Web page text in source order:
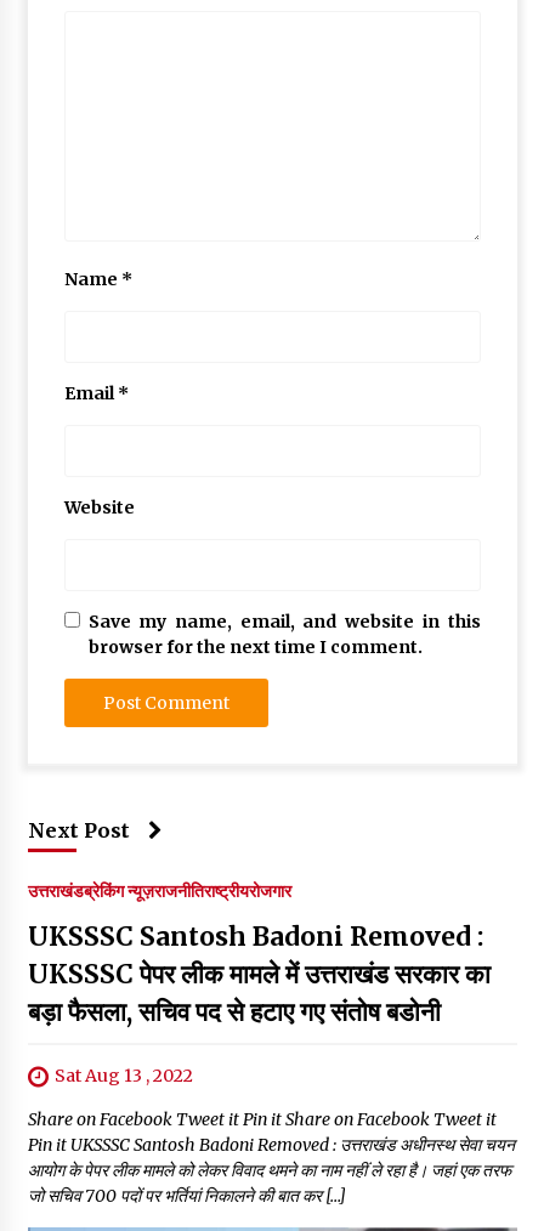
Name *
Email*
Website
Save my name, email, and website in this
browser for the next time I comment.
Next Post
उत्तराखंडब्रेकिंग न्यूज़राजनीतिराष्ट्रीयरोजगार
UKSSSC Santosh Badoni Removed :
UKSSSC पेपर लीक मामले में उत्तराखंड सरकार का
बड़ा फैसला, सचिव पद से हटाए गए संतोष बडोनी
Sat Aug 13 , 2022
Share on Facebook Tweet it Pin it Share on Facebook Tweet it
Pin it UKSSSC Santosh Badoni Removed : उत्तराखंड अधीनस्थ सेवा चयन
आयोग के पेपर लीक मामले को लेकर विवाद थमने का नाम नहीं ले रहा है। जहां एक तरफ
जो सचिव 700 पदों पर भर्तियां निकालने की बात कर […]